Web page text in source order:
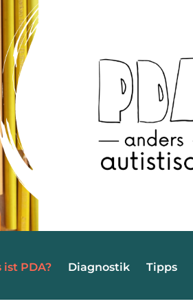
ist PDA?
Diagnostik Tipps